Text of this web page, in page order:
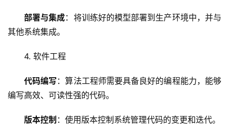
部署与集成：将训练好的模型部署到生产环境中，并与
其他系统集成。
4. 软件工程
代码编写 ：算法工程师需要具备良好的编程能力，能够
编写高效、可读性强的代码。
版本控制 ：使用版本控制系统管理代码的变更和迭代。